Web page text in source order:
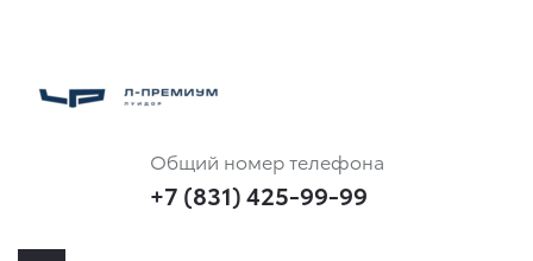
Общий номер телефона
+7 (831) 425-99-99